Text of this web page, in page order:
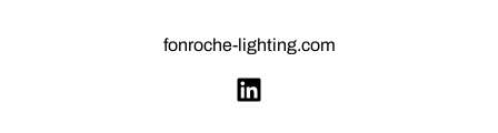
fonroche-lighting.com